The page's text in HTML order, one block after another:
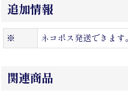
追加情報
※ ネコポス発送できます。
関連商品